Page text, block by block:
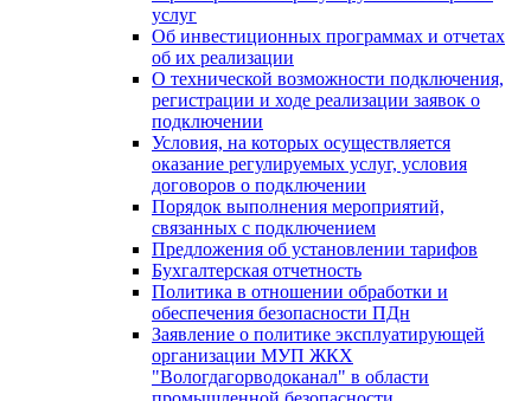
услуг
Об инвестиционных программах и отчетах
об их реализации
О технической возможности подключения,
регистрации и ходе реализации заявок о
подключении
Условия, на которых осуществляется
оказание регулируемых услуг, условия
договоров о подключении
Порядок выполнения мероприятий,
связанных с подключением
Предложения об установлении тарифов
Бухгалтерская отчетность
Политика в отношении обработки и
обеспечения безопасности ПДн
Заявление о политике эксплуатирующей
организации МУП ЖКХ
"Вологдагорводоканал" в области